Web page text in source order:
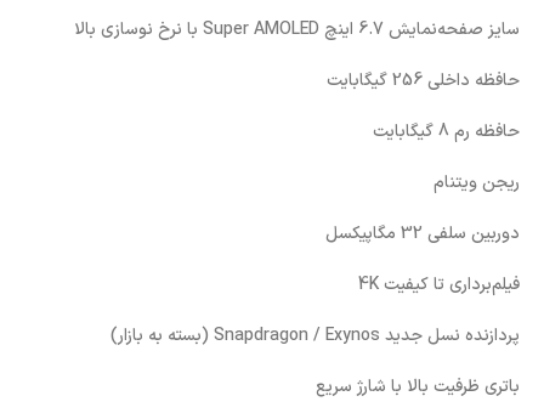
سایز صفحه‌نمایش 6.7 اینچ Super AMOLED با نرخ نوسازی بالا
حافظه داخلی 256 گیگابایت
حافظه رم 8 گیگابایت
ریجن ویتنام
دوربین سلفی 32 مگاپیکسل
فیلم‌برداری تا کیفیت 4K
پردازنده نسل جدید Snapdragon / Exynos (بسته به بازار)
باتری ظرفیت بالا با شارژ سریع